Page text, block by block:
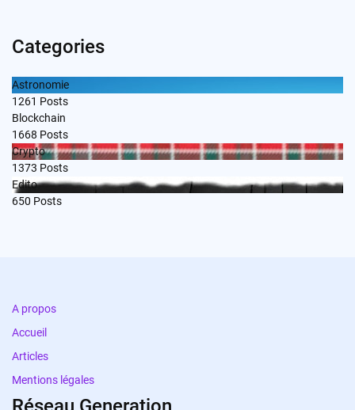
Categories
Astronomie
1261 Posts
Blockchain
1668 Posts
Crypto
1373 Posts
Edito
650 Posts
A propos
Accueil
Articles
Mentions légales